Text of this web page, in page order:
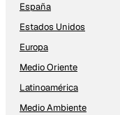
España
Estados Unidos
Europa
Medio Oriente
Latinoamérica
Medio Ambiente